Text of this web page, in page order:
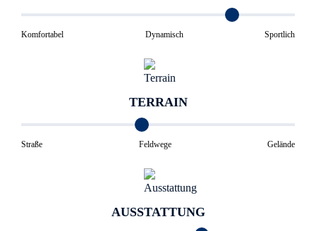
Komfortabel Dynamisch Sportlich
TERRAIN
Straße Feldwege Gelände
AUSSTATTUNG